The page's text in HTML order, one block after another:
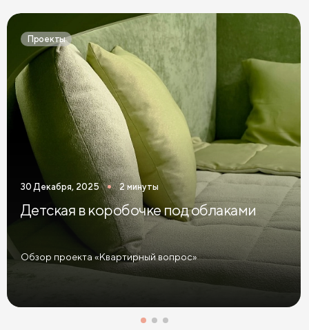
Проекты
30 Декабря, 2025 2 минуты
Детская в коробочке под облаками
Обзор проекта «Квартирный вопрос»